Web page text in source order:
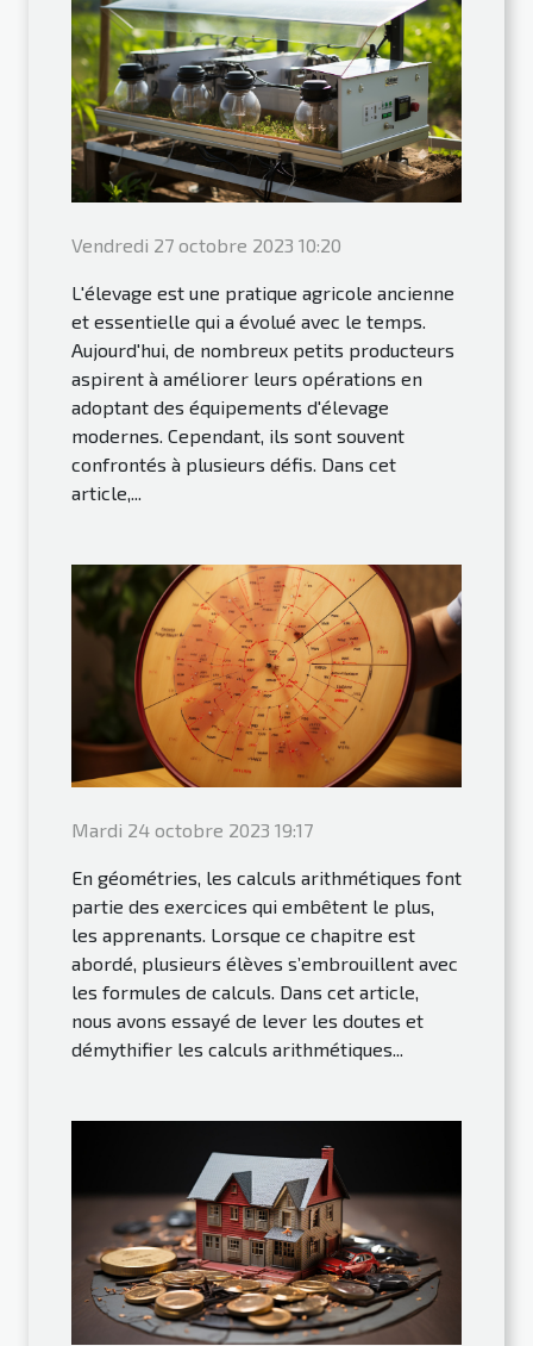
Vendredi 27 octobre 2023 10:20
L'élevage est une pratique agricole ancienne
et essentielle qui a évolué avec le temps.
Aujourd'hui, de nombreux petits producteurs
aspirent à améliorer leurs opérations en
adoptant des équipements d'élevage
modernes. Cependant, ils sont souvent
confrontés à plusieurs défis. Dans cet
article,...
Mardi 24 octobre 2023 19:17
En géométries, les calculs arithmétiques font
partie des exercices qui embêtent le plus,
les apprenants. Lorsque ce chapitre est
abordé, plusieurs élèves s’embrouillent avec
les formules de calculs. Dans cet article,
nous avons essayé de lever les doutes et
démythifier les calculs arithmétiques...